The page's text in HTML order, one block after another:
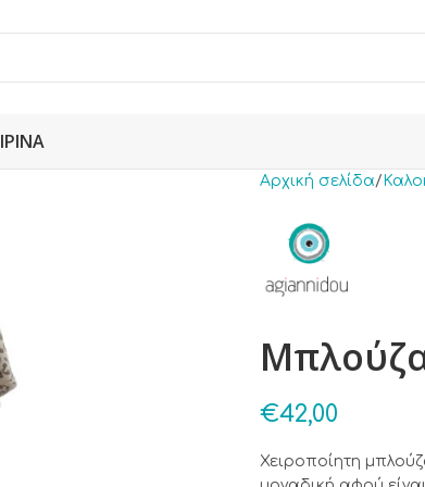
Αρχική σελίδα
€42,00
Χειροποίητη